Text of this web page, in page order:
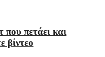
πετάει και
βίντεο